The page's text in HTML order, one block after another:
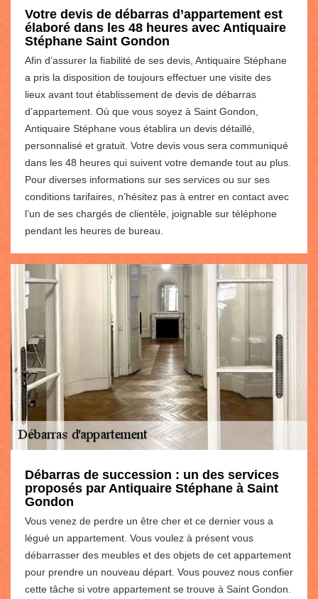
Votre devis de débarras d’appartement est
élaboré dans les 48 heures avec Antiquaire
Stéphane Saint Gondon
Afin d’assurer la fiabilité de ses devis, Antiquaire Stéphane
a pris la disposition de toujours effectuer une visite des
lieux avant tout établissement de devis de débarras
d’appartement. Où que vous soyez à Saint Gondon,
Antiquaire Stéphane vous établira un devis détaillé,
personnalisé et gratuit. Votre devis vous sera communiqué
dans les 48 heures qui suivent votre demande tout au plus.
Pour diverses informations sur ses services ou sur ses
conditions tarifaires, n’hésitez pas à entrer en contact avec
l’un de ses chargés de clientèle, joignable sur téléphone
pendant les heures de bureau.
Débarras de succession : un des services
proposés par Antiquaire Stéphane à Saint
Gondon
Vous venez de perdre un être cher et ce dernier vous a
légué un appartement. Vous voulez à présent vous
débarrasser des meubles et des objets de cet appartement
pour prendre un nouveau départ. Vous pouvez nous confier
cette tâche si votre appartement se trouve à Saint Gondon.